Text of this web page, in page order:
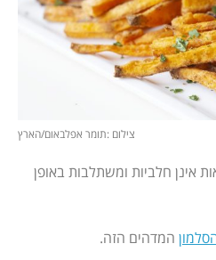
צילום :תומר אפלבאום/הארץ
אינן חלביות ומשתלבות באופן
המדהים הזה.